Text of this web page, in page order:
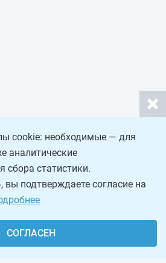
cookie: необходимые — для
аналитические
сбора статистики.
подтверждаете согласие на
СОГЛАСЕН